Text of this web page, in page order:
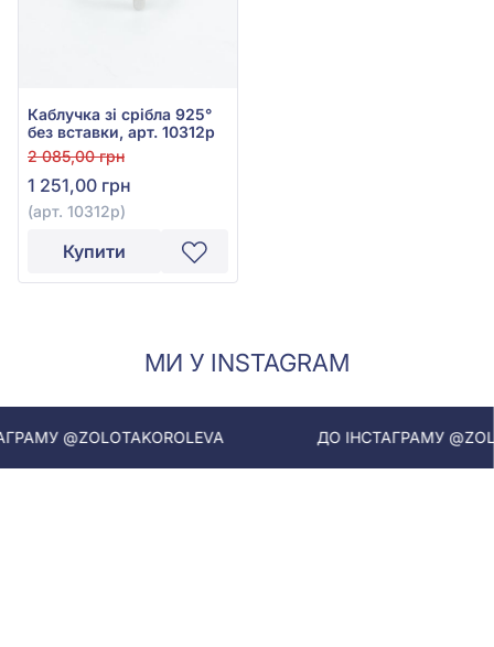
Каблучка зі срібла 925°
без вставки, арт. 10312р
2 085,00 грн
1 251,00 грн
(арт. 10312р)
Купити
МИ У INSTAGRAM
ДО ІНСТАГРАМУ